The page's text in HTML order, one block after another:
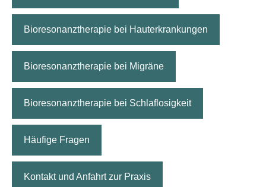
Bioresonanztherapie bei Hauterkrankungen
Bioresonanztherapie bei Migräne
Bioresonanztherapie bei Schlaflosigkeit
Häufige Fragen
Kontakt und Anfahrt zur Praxis